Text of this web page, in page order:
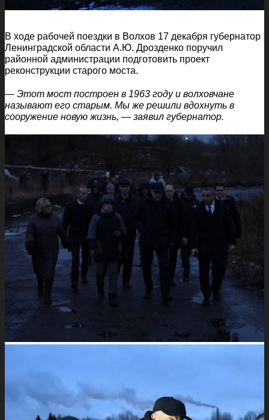
В ходе рабочей поездки в Волхов 17 декабря губернатор
Ленинградской области А.Ю. Дрозденко поручил
районной администрации подготовить проект
реконструкции старого моста.
— Этот мост построен в 1963 году и волховчане
называют его старым. Мы же решили вдохнуть в
сооружение новую жизнь, — заявил губернатор.